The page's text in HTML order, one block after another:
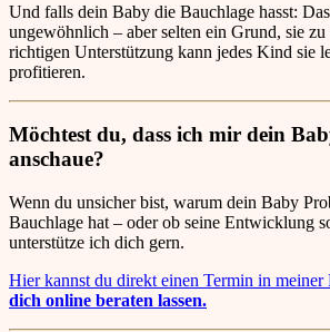
Und falls dein Baby die Bauchlage hasst:
ungewöhnlich – aber selten ein Grund, sie
richtigen Unterstützung kann jedes Kind sie
profitieren.
Möchtest du, dass ich mir dein
anschaue?
Wenn du unsicher bist, warum dein Baby
Bauchlage hat – oder ob seine Entwicklung
unterstütze ich dich gern.
Hier kannst du direkt einen Termin in meiner
dich online beraten lassen.